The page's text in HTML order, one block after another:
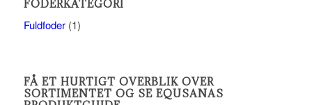
FODERKATEGORI
Fuldfoder (1)
FÅ ET HURTIGT OVERBLIK OVER
SORTIMENTET OG SE EQUSANAS